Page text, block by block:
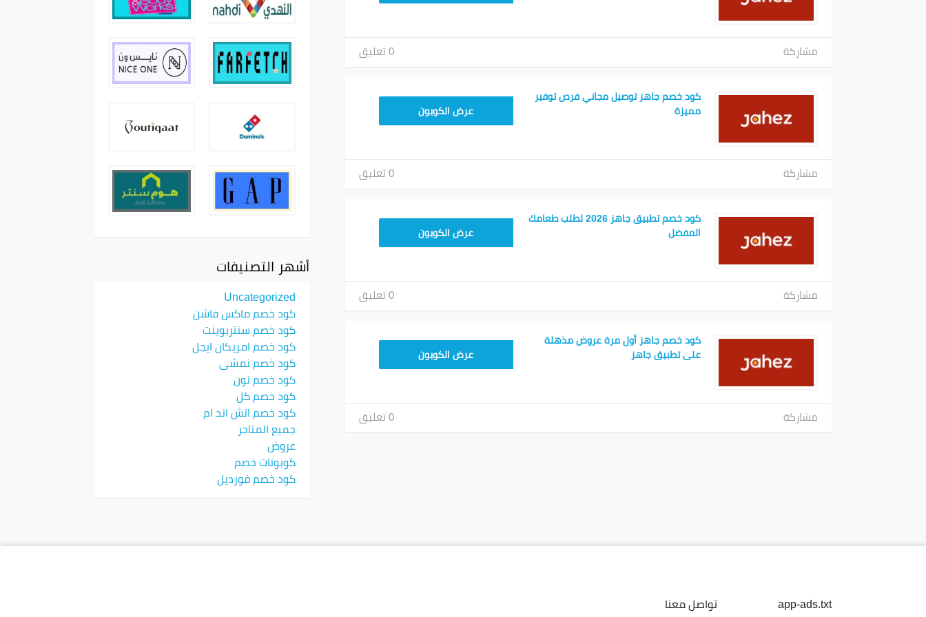
مشاركة 0 تعليق
كود خصم جاهز توصيل مجاني فرص توفير
مميزة
عرض الكوبون
مشاركة 0 تعليق
كود خصم تطبيق جاهز 2026 لطلب طعامك
المفضل
عرض الكوبون
مشاركة 0 تعليق
كود خصم جاهز أول مرة عروض مذهلة
على تطبيق جاهز
عرض الكوبون
مشاركة 0 تعليق
أشهر التصنيفات
Uncategorized
كود خصم ماكس فاشن
كود خصم سنتربوينت
كود خصم امريكان ايجل
كود خصم نمشي
كود خصم نون
كود خصم كل
كود خصم اتش اند ام
جميع المتاجر
عروض
كوبونات خصم
كود خصم فورديل
app-ads.txt
تواصل معنا